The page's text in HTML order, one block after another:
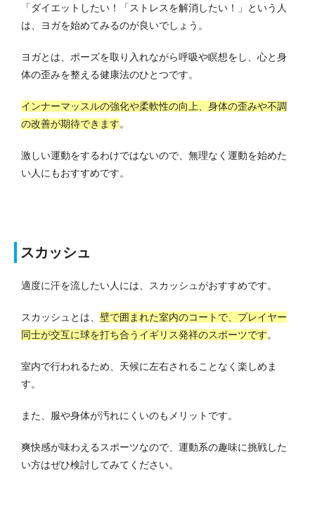
「ダイエットしたい！「ストレスを解消したい！」という人
は、ヨガを始めてみるのが良いでしょう。
ヨガとは、ポーズを取り入れながら呼吸や瞑想をし、心と身
体の歪みを整える健康法のひとつです。
インナーマッスルの強化や柔軟性の向上、身体の歪みや不調
の改善が期待できます。
激しい運動をするわけではないので、無理なく運動を始めた
い人にもおすすめです。
スカッシュ
適度に汗を流したい人には、スカッシュがおすすめです。
スカッシュとは、 壁で囲まれた室内のコートで、プレイヤー
同士が交互に球を打ち合うイギリス発祥のスポーツです。
室内で行われるため、天候に左右されることなく楽しめま
す。
また、服や身体が汚れにくいのもメリットです。
爽快感が味わえるスポーツなので、運動系の趣味に挑戦した
い方はぜひ検討してみてください。